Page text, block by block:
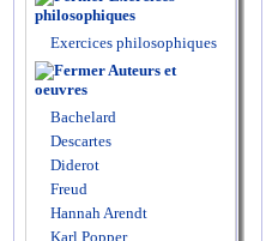
philosophiques
Exercices philosophiques
Auteurs et
oeuvres
Bachelard
Descartes
Diderot
Freud
Hannah Arendt
Karl Popper